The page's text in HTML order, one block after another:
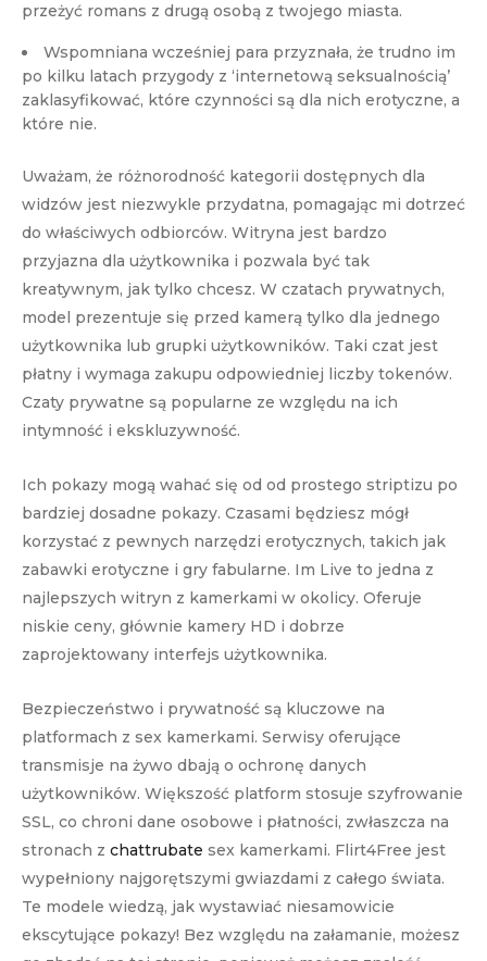
przeżyć romans z drugą osobą z twojego miasta.
Wspomniana wcześniej para przyznała, że trudno im
po kilku latach przygody z ‘internetową seksualnością’
zaklasyfikować, które czynności są dla nich erotyczne, a
które nie.
Uważam, że różnorodność kategorii dostępnych dla
widzów jest niezwykle przydatna, pomagając mi dotrzeć
do właściwych odbiorców. Witryna jest bardzo
przyjazna dla użytkownika i pozwala być tak
kreatywnym, jak tylko chcesz. W czatach prywatnych,
model prezentuje się przed kamerą tylko dla jednego
użytkownika lub grupki użytkowników. Taki czat jest
płatny i wymaga zakupu odpowiedniej liczby tokenów.
Czaty prywatne są popularne ze względu na ich
intymność i ekskluzywność.
Ich pokazy mogą wahać się od od prostego striptizu po
bardziej dosadne pokazy. Czasami będziesz mógł
korzystać z pewnych narzędzi erotycznych, takich jak
zabawki erotyczne i gry fabularne. Im Live to jedna z
najlepszych witryn z kamerkami w okolicy. Oferuje
niskie ceny, głównie kamery HD i dobrze
zaprojektowany interfejs użytkownika.
Bezpieczeństwo i prywatność są kluczowe na
platformach z sex kamerkami. Serwisy oferujące
transmisje na żywo dbają o ochronę danych
użytkowników. Większość platform stosuje szyfrowanie
SSL, co chroni dane osobowe i płatności, zwłaszcza na
stronach z chattrubate sex kamerkami. Flirt4Free jest
wypełniony najgorętszymi gwiazdami z całego świata.
Te modele wiedzą, jak wystawiać niesamowicie
ekscytujące pokazy! Bez względu na załamanie, możesz